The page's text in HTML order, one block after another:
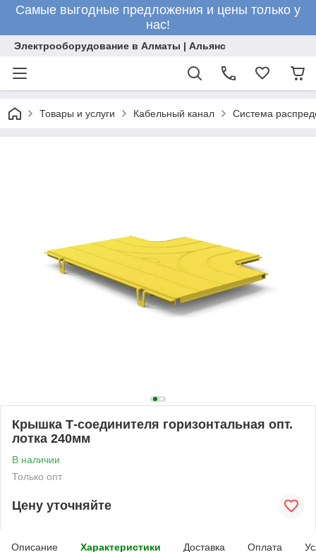
Самые выгодные предложения и цены только у
нас!
Электрооборудование в Алматы | Альянс
Товары и услуги Кабельный канал Система
Крышка Т-соединителя горизонтальная опт.
лотка 240мм
В наличии
Только опт
Цену уточняйте
Описание Характеристики Доставка Оплата